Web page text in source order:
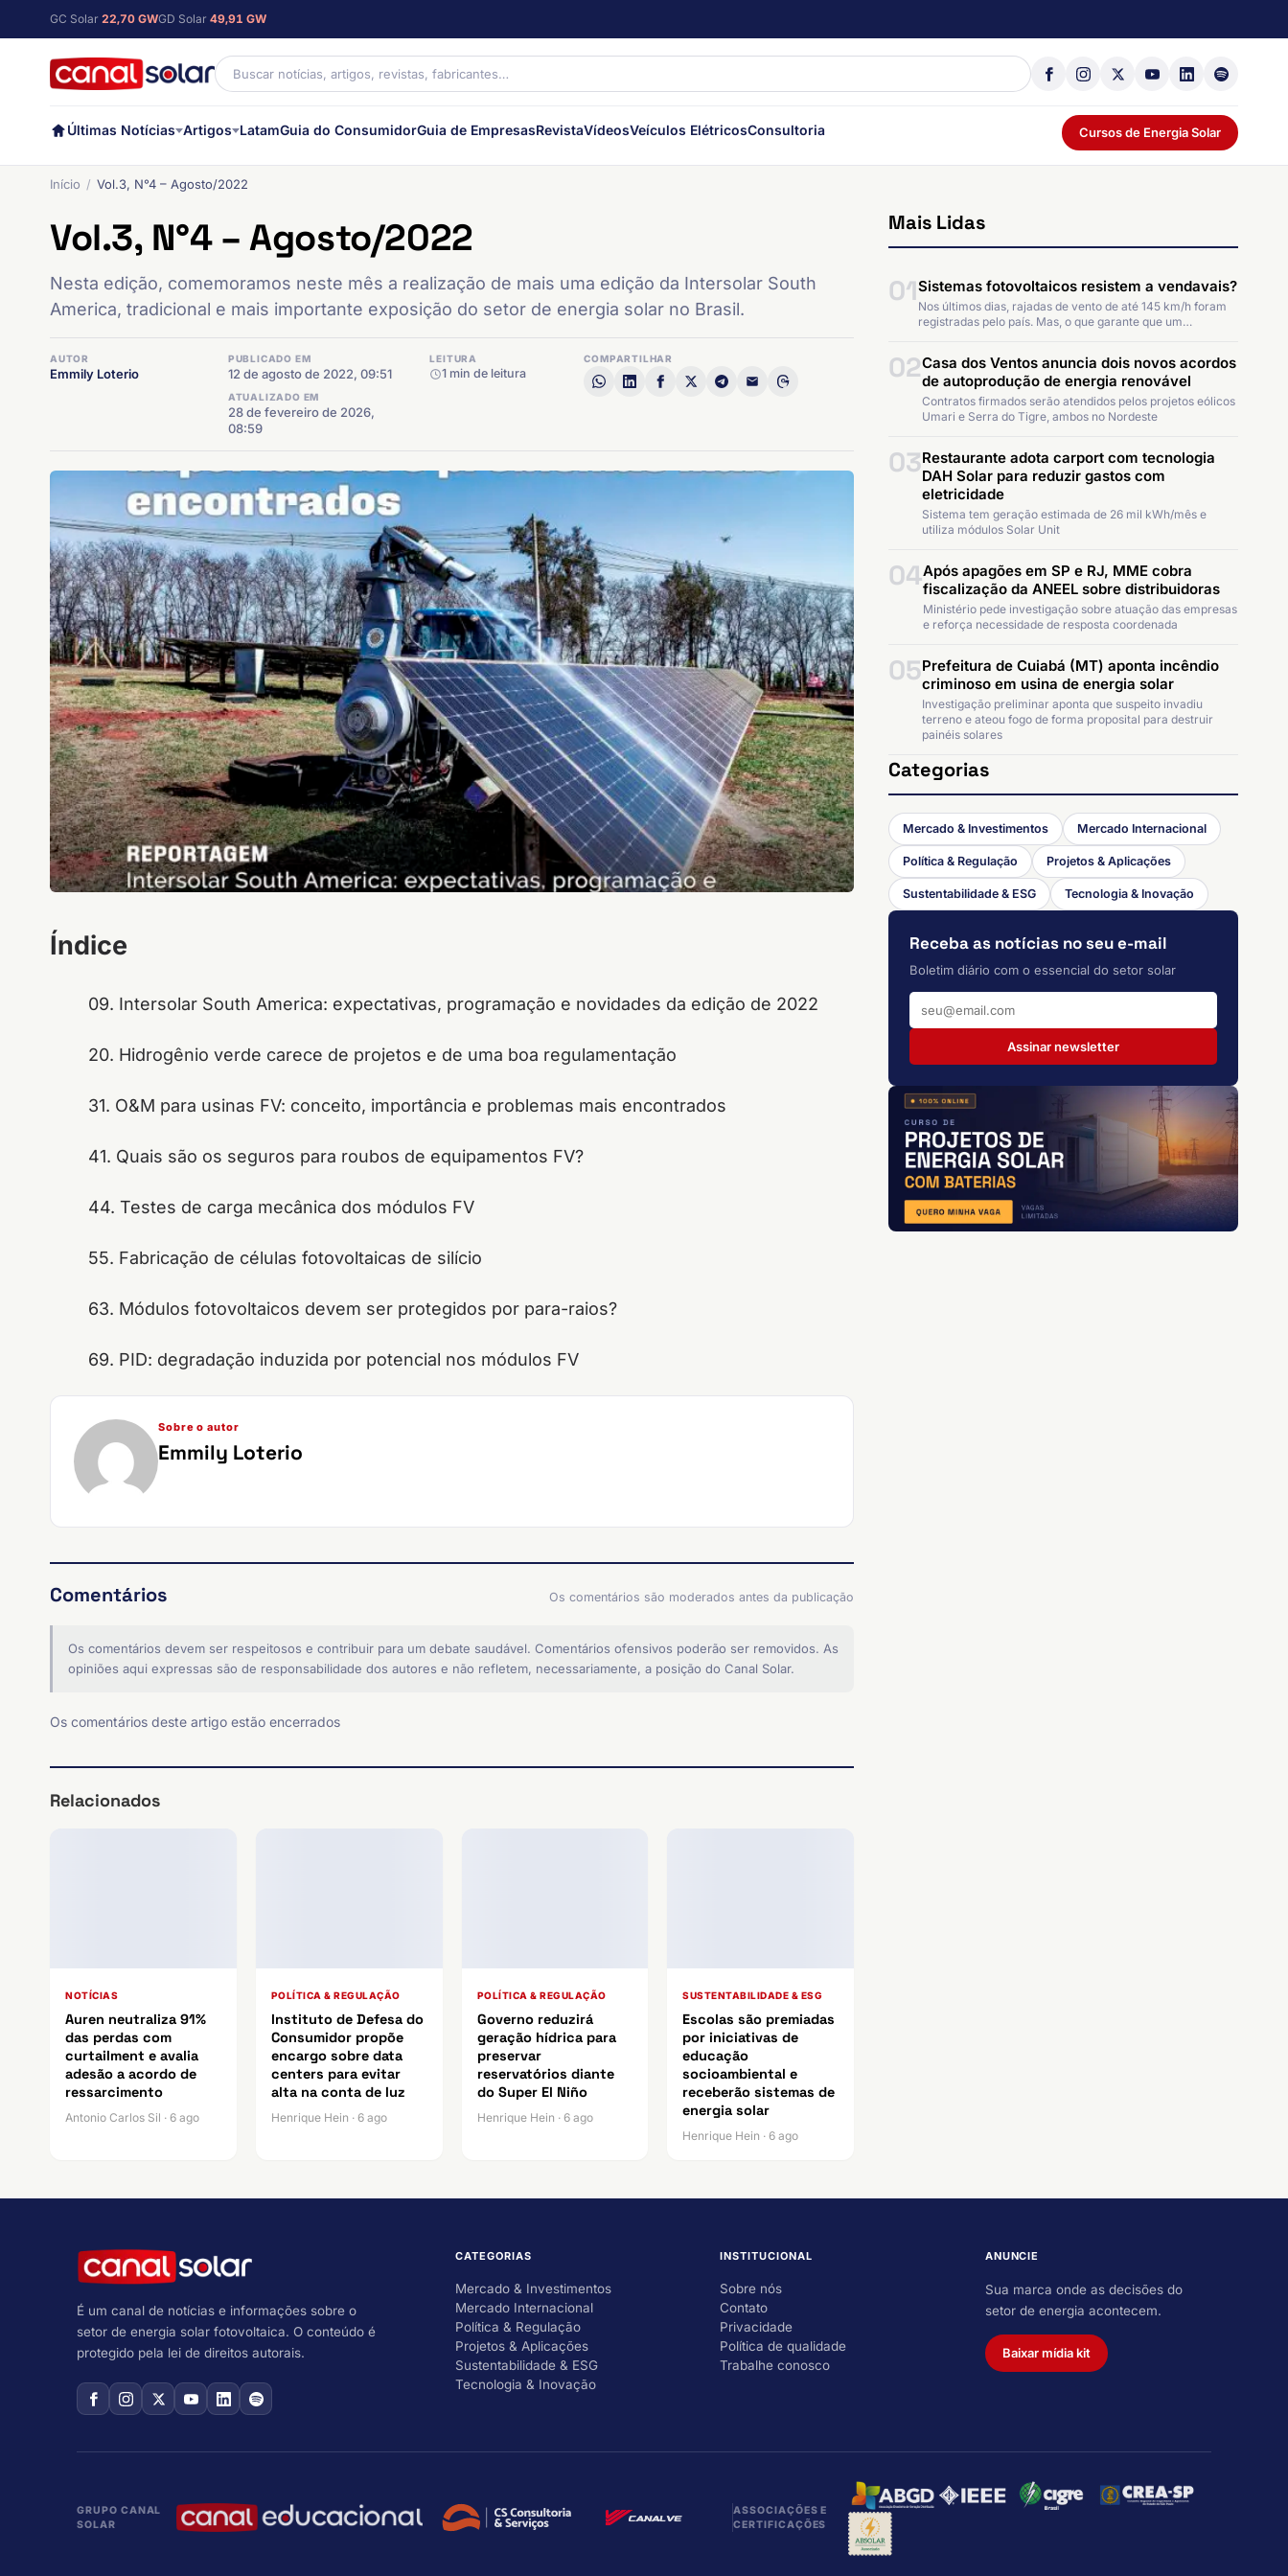
GC Solar 22,70 GWGD Solar 49,91 GW
Últimas Notícias Artigos LatamGuia do ConsumidorGuia de EmpresasRevistaVídeosVeículos ElétricosConsultoria Cursos de Energia Solar
Início Vol.3, N°4 – Agosto/2022
Vol.3, N°4 – Agosto/2022
Nesta edição, comemoramos neste mês a realização de mais uma edição da Intersolar South
America, tradicional e mais importante exposição do setor de energia solar no Brasil.
AUTOR
Emmily Loterio
PUBLICADO EM
12 de agosto de 2022, 09:51
ATUALIZADO EM
28 de fevereiro de 2026,
08:59
LEITURA
1 min de leitura
COMPARTILHAR
Índice
09. Intersolar South America: expectativas, programação e novidades da edição de 2022
20. Hidrogênio verde carece de projetos e de uma boa regulamentação
31. O&M para usinas FV: conceito, importância e problemas mais encontrados
41. Quais são os seguros para roubos de equipamentos FV?
44. Testes de carga mecânica dos módulos FV
55. Fabricação de células fotovoltaicas de silício
63. Módulos fotovoltaicos devem ser protegidos por para-raios?
69. PID: degradação induzida por potencial nos módulos FV
Sobre o autor
Emmily Loterio
Comentários Os comentários são moderados antes da publicação
Os comentários devem ser respeitosos e contribuir para um debate saudável. Comentários ofensivos poderão ser removidos. As
opiniões aqui expressas são de responsabilidade dos autores e não refletem, necessariamente, a posição do Canal Solar.
Os comentários deste artigo estão encerrados
Relacionados
NOTÍCIAS
Auren neutraliza 91%
das perdas com
curtailment e avalia
adesão a acordo de
ressarcimento
Antonio Carlos Sil · 6 ago
POLÍTICA & REGULAÇÃO
Instituto de Defesa do
Consumidor propõe
encargo sobre data
centers para evitar
alta na conta de luz
Henrique Hein · 6 ago
POLÍTICA & REGULAÇÃO
Governo reduzirá
geração hídrica para
preservar
reservatórios diante
do Super El Niño
Henrique Hein · 6 ago
SUSTENTABILIDADE & ESG
Escolas são premiadas
por iniciativas de
educação
socioambiental e
receberão sistemas de
energia solar
Henrique Hein · 6 ago
Mais Lidas
01Sistemas fotovoltaicos resistem a vendavais?
Nos últimos dias, rajadas de vento de até 145 km/h foram
registradas pelo país. Mas, o que garante que um…
02Casa dos Ventos anuncia dois novos acordos
de autoprodução de energia renovável
Contratos firmados serão atendidos pelos projetos eólicos
Umari e Serra do Tigre, ambos no Nordeste
03Restaurante adota carport com tecnologia
DAH Solar para reduzir gastos com
eletricidade
Sistema tem geração estimada de 26 mil kWh/mês e
utiliza módulos Solar Unit
04Após apagões em SP e RJ, MME cobra
fiscalização da ANEEL sobre distribuidoras
Ministério pede investigação sobre atuação das empresas
e reforça necessidade de resposta coordenada
05Prefeitura de Cuiabá (MT) aponta incêndio
criminoso em usina de energia solar
Investigação preliminar aponta que suspeito invadiu
terreno e ateou fogo de forma proposital para destruir
painéis solares
Categorias
Mercado & Investimentos Mercado Internacional
Política & Regulação Projetos & Aplicações
Sustentabilidade & ESG Tecnologia & Inovação
Receba as notícias no seu e-mail
Boletim diário com o essencial do setor solar
Assinar newsletter
É um canal de notícias e informações sobre o
setor de energia solar fotovoltaica. O conteúdo é
protegido pela lei de direitos autorais.
CATEGORIAS
Mercado & Investimentos
Mercado Internacional
Política & Regulação
Projetos & Aplicações
Sustentabilidade & ESG
Tecnologia & Inovação
INSTITUCIONAL
Sobre nós
Contato
Privacidade
Política de qualidade
Trabalhe conosco
ANUNCIE
Sua marca onde as decisões do
setor de energia acontecem.
Baixar mídia kit
GRUPO CANAL
SOLAR
ASSOCIAÇÕES E
CERTIFICAÇÕES